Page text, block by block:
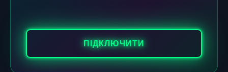
ПІДКЛЮЧИТИ